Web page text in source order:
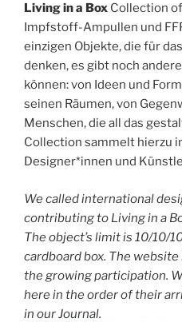
Living in a Box Collection
Impfstoff-Ampullen und
einzigen Objekte, die für
denken, es gibt noch
können: von Ideen und
seinen Räumen, von
Menschen, die all das
Collection sammelt hierzu
Designer*innen und
We called international
contributing to Living in a
The object’s limit is 10/10/
cardboard box. The
the growing participation.
here in the order of their
in our Journal.